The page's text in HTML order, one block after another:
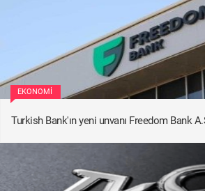
EKONOMI
Turkish Bank'ın yeni unvanı Freedom Bank